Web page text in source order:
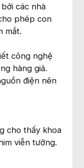
các nhà
phép con
mắt.
công nghệ
hàng giả.
điện nên
cho thấy khoa
viễn tưởng.